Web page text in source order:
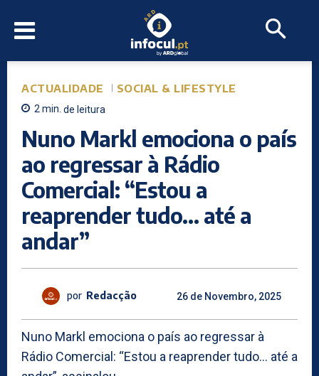
ACTUALIDADE SOCIAL & LIFESTYLE
2min. de leitura
Nuno Markl emociona o país
ao regressar à Rádio
Comercial: “Estou a
reaprender tudo… até a
andar”
por Redacção 26 de Novembro, 2025
Nuno Markl emociona o país ao regressar à
Rádio Comercial: “Estou a reaprender tudo… até a